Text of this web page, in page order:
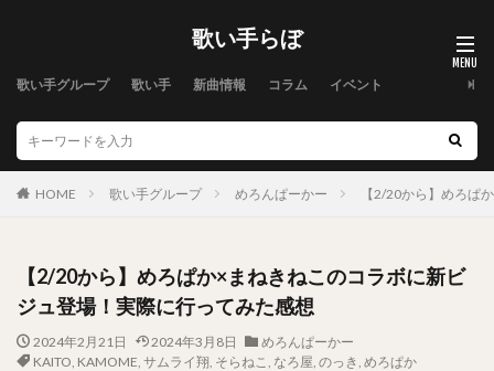
歌い手らぼ
歌い手グループ 歌い手 新曲情報 コラム イベント
HOME 歌い手グループ めろんぱーかー 【2/20から】めろぱ
【2/20から】めろぱか×まねきねこのコラボに新ビ
ジュ登場！実際に行ってみた感想
2024年2月21日 2024年3月8日
めろんぱーかー
KAITO, KAMOME, サムライ翔, そらねこ , なろ屋, のっき, めろぱか